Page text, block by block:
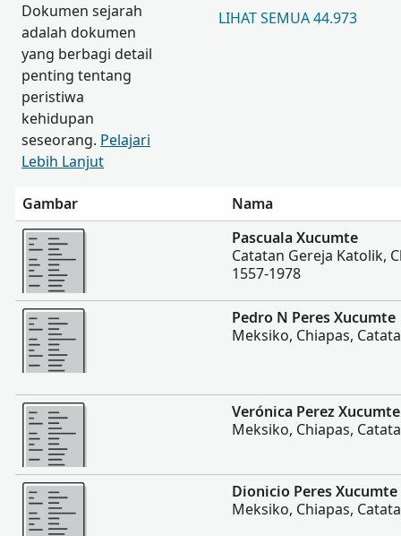
Dokumen sejarah
adalah dokumen
yang berbagi detail
penting tentang
peristiwa
kehidupan
seseorang. Pelajari
Lebih Lanjut
LIHAT SEMUA 44.973
Gambar
Nama
Lebih banyak
Pascuala Xucumte
Catatan Gereja Katolik,
1557-1978
Lebih banyak
Pedro N Peres Xucumte
Meksiko, Chiapas,
Lebih banyak
Verónica Perez Xucumte
Meksiko, Chiapas,
Lebih banyak
Dionicio Peres Xucumte
Meksiko, Chiapas,